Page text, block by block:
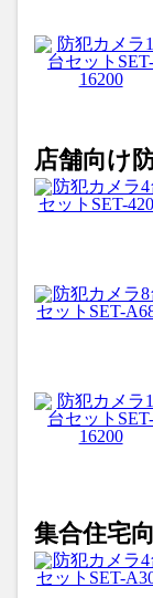
店舗向け
集合住宅